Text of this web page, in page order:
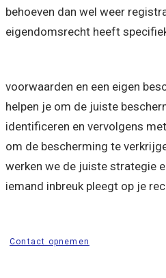
behoeven dan wel weer
eigendomsrecht heeft
voorwaarden en een eigen
helpen je om de juiste
identificeren en vervolgens
om de bescherming te
werken we de juiste strategie
iemand inbreuk pleegt op je
Contact opnemen